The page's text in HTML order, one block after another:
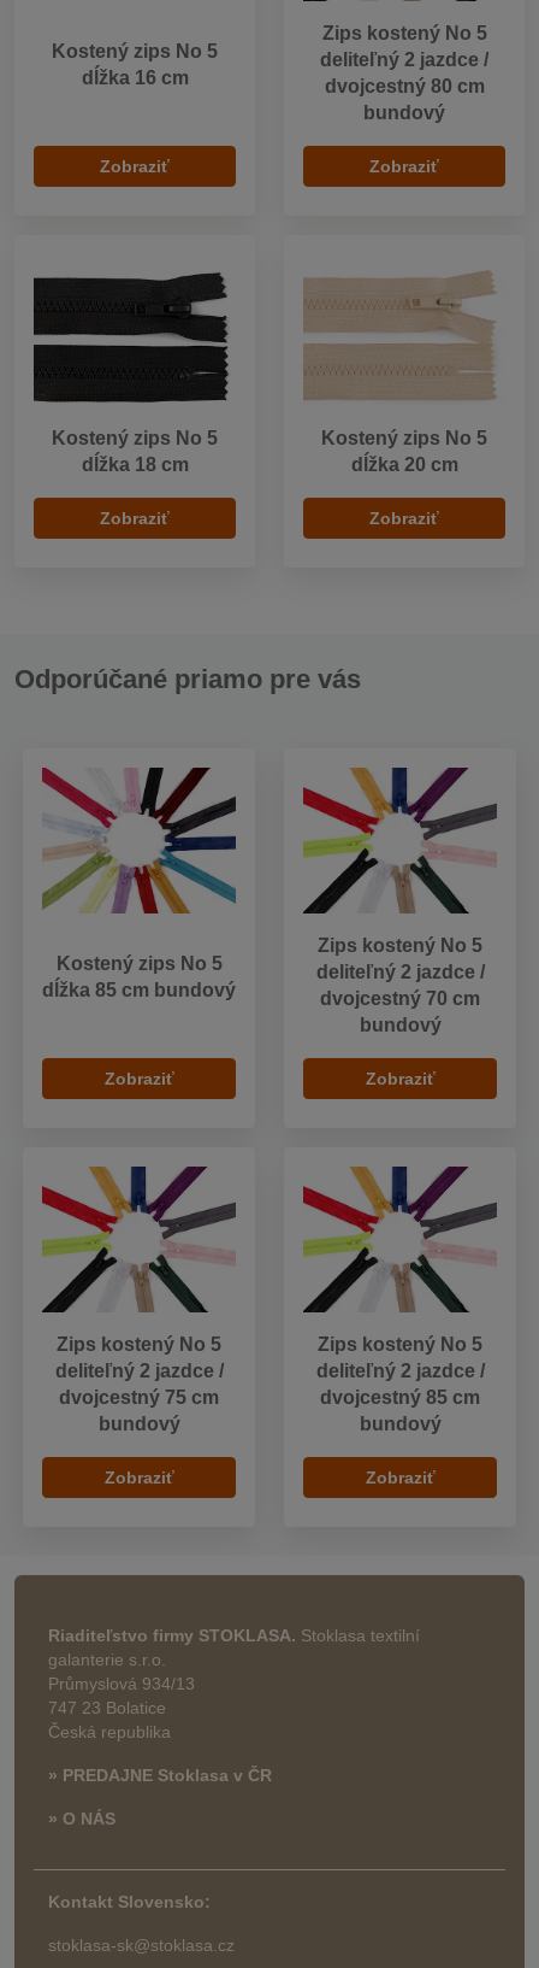
Kostený zips No 5
dĺžka 16 cm
Zobraziť
Zips kostený No 5
deliteľný 2 jazdce /
dvojcestný 80 cm
bundový
Zobraziť
Kostený zips No 5
dĺžka 18 cm
Zobraziť
Kostený zips No 5
dĺžka 20 cm
Zobraziť
Odporúčané priamo pre vás
Kostený zips No 5
dĺžka 85 cm bundový
Zobraziť
Zips kostený No 5
deliteľný 2 jazdce /
dvojcestný 70 cm
bundový
Zobraziť
Zips kostený No 5
deliteľný 2 jazdce /
dvojcestný 75 cm
bundový
Zobraziť
Zips kostený No 5
deliteľný 2 jazdce /
dvojcestný 85 cm
bundový
Zobraziť
Riaditeľstvo firmy STOKLASA. Stoklasa textilní
galanterie s.r.o.
Průmyslová 934/13
747 23 Bolatice
Česká republika
» PREDAJNE Stoklasa v ČR
» O NÁS
Kontakt Slovensko:
stoklasa-sk@stoklasa.cz